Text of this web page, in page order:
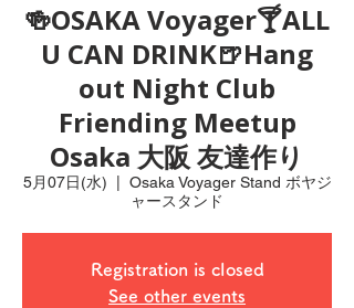
🍻OSAKA Voyager🍸ALL
U CAN DRINK🍺Hang
out Night Club
Friending Meetup
Osaka 大阪 友達作り
5月07日(水)
Osaka Voyager Stand ボヤジ
ャースタンド
Registration is closed
See other events